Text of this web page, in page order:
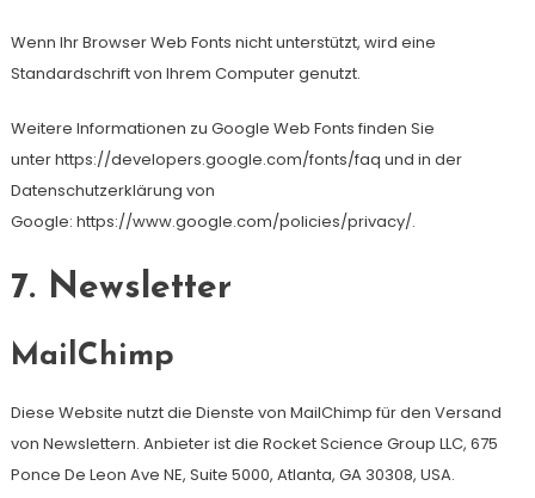
Wenn Ihr Browser Web Fonts nicht unterstützt, wird eine
Standardschrift von Ihrem Computer genutzt.
Weitere Informationen zu Google Web Fonts finden Sie
unter https://developers.google.com/fonts/faq und in der
Datenschutzerklärung von
Google: https://www.google.com/policies/privacy/.
7. Newsletter
MailChimp
Diese Website nutzt die Dienste von MailChimp für den Versand
von Newslettern. Anbieter ist die Rocket Science Group LLC, 675
Ponce De Leon Ave NE, Suite 5000, Atlanta, GA 30308, USA.